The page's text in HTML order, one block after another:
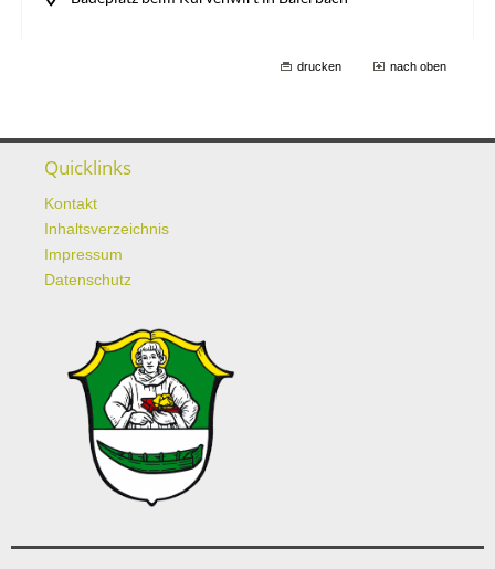
drucken nach oben
Quicklinks
Kontakt
Inhaltsverzeichnis
Impressum
Datenschutz